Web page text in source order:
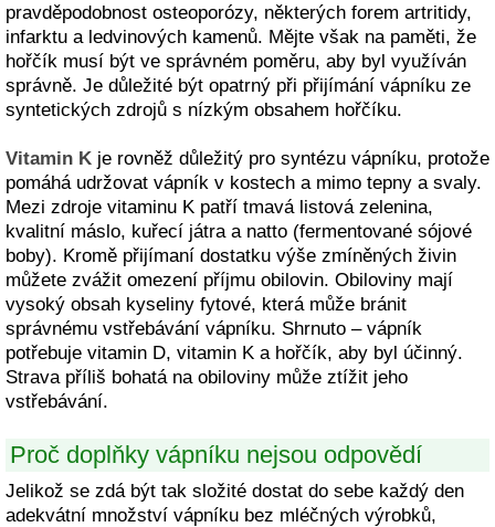
pravděpodobnost osteoporózy, některých forem artritidy,
infarktu a ledvinových kamenů. Mějte však na paměti, že
hořčík musí být ve správném poměru, aby byl využíván
správně. Je důležité být opatrný při přijímání vápníku ze
syntetických zdrojů s nízkým obsahem hořčíku.
Vitamin K je rovněž důležitý pro syntézu vápníku, protože
pomáhá udržovat vápník v kostech a mimo tepny a svaly.
Mezi zdroje vitaminu K patří tmavá listová zelenina,
kvalitní máslo, kuřecí játra a natto (fermentované sójové
boby). Kromě přijímaní dostatku výše zmíněných živin
můžete zvážit omezení příjmu obilovin. Obiloviny mají
vysoký obsah kyseliny fytové, která může bránit
správnému vstřebávání vápníku. Shrnuto – vápník
potřebuje vitamin D, vitamin K a hořčík, aby byl účinný.
Strava příliš bohatá na obiloviny může ztížit jeho
vstřebávání.
Proč doplňky vápníku nejsou odpovědí
Jelikož se zdá být tak složité dostat do sebe každý den
adekvátní množství vápníku bez mléčných výrobků,